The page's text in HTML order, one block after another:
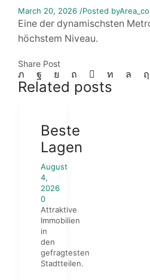
March 20, 2026 /Posted byArea_co
Eine der dynamischsten
höchstem Niveau.
Share Post
Related posts
Beste
Lagen
August
4,
2026
0
Attraktive
Immobilien
in
den
gefragtesten
Stadtteilen.